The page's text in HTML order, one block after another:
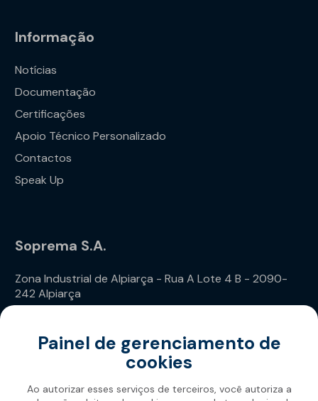
Informação
Notícias
Documentação
Certificações
Apoio Técnico Personalizado
Contactos
Speak Up
Soprema S.A.
Zona Industrial de Alpiarça - Rua A Lote 4 B - 2090-
242 Alpiarça
Painel de gerenciamento de
cookies
Ao autorizar esses serviços de terceiros, você autoriza a